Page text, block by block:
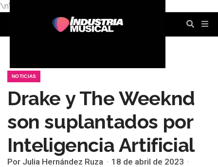
\n\n
NOTICIAS
Drake y The Weeknd
son suplantados por
Inteligencia Artificial
Por Julia Hernández Ruza 18 de abril de 2023